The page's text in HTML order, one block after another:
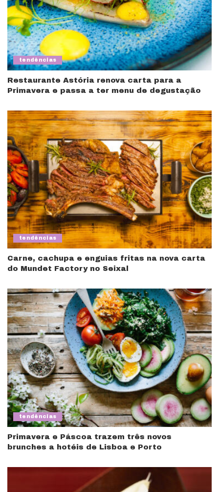
tendências
Restaurante Astória renova carta para a
Primavera e passa a ter menu de degustação
tendências
Carne, cachupa e enguias fritas na nova carta
do Mundet Factory no Seixal
tendências
Primavera e Páscoa trazem três novos
brunches a hotéis de Lisboa e Porto